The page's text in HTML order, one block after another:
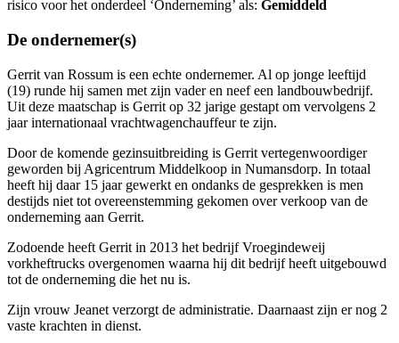
risico voor het onderdeel ‘Onderneming’ als: Gemiddeld
De ondernemer(s)
Gerrit van Rossum is een echte ondernemer. Al op jonge leeftijd
(19) runde hij samen met zijn vader en neef een landbouwbedrijf.
Uit deze maatschap is Gerrit op 32 jarige gestapt om vervolgens 2
jaar internationaal vrachtwagenchauffeur te zijn.
Door de komende gezinsuitbreiding is Gerrit vertegenwoordiger
geworden bij Agricentrum Middelkoop in Numansdorp. In totaal
heeft hij daar 15 jaar gewerkt en ondanks de gesprekken is men
destijds niet tot overeenstemming gekomen over verkoop van de
onderneming aan Gerrit.
Zodoende heeft Gerrit in 2013 het bedrijf Vroegindeweij
vorkheftrucks overgenomen waarna hij dit bedrijf heeft uitgebouwd
tot de onderneming die het nu is.
Zijn vrouw Jeanet verzorgt de administratie. Daarnaast zijn er nog 2
vaste krachten in dienst.